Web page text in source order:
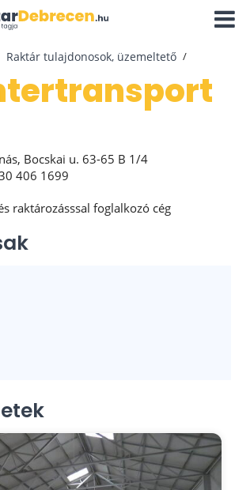
Raktár tulajdonosok, üzemeltető
Bocskai u. 63-65 B 1/4
406 1699
raktározásssal foglalkozó cég